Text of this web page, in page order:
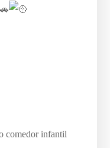
comedor infantil